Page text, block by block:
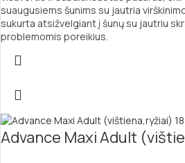
suaugusiems šunims su jautria
sukurta atsižvelgiant į šunų su jautriu
problemomis poreikius.
Advance Maxi Adult